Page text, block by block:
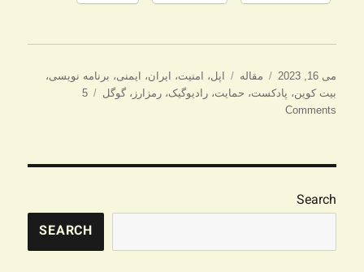
ارسال
شده
در
می 16, 2023 دسته‌ها
مقاله برچسب‌ها
اپل، امنیت، ایران، ایمنی، برنامه نویسی،
بیت کوین، پادکست، حمایت،رادیوگیک،رمزارز ،گوگل
5
Comments
Search
SEARCH